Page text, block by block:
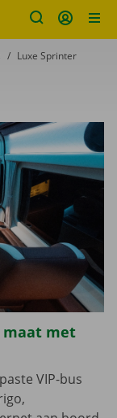
naar
Luxe Sprinter
maat met
VIP-bus